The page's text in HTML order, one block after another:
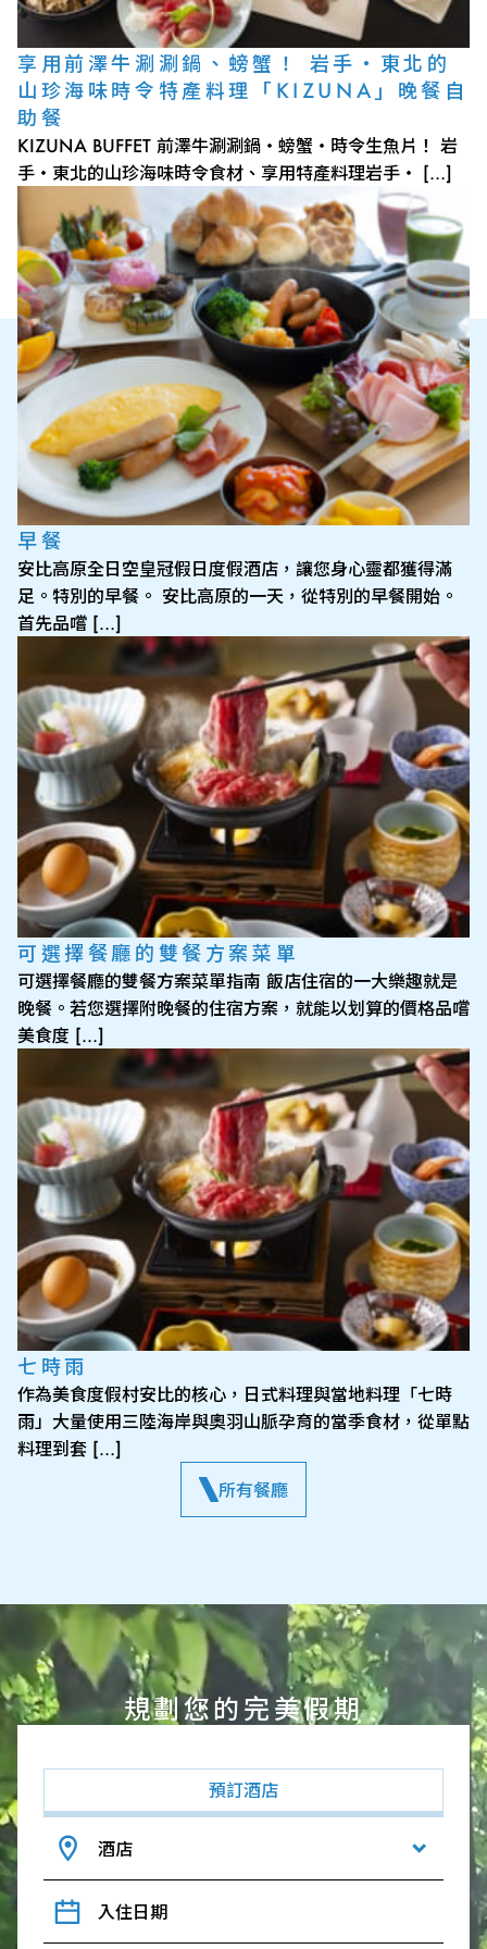
享用前澤牛涮涮鍋、螃蟹！ 岩手・東北的
山珍海味時令特產料理「KIZUNA」晚餐自
助餐
KIZUNA BUFFET 前澤牛涮涮鍋・螃蟹・時令生魚片！ 岩
手・東北的山珍海味時令食材、享用特產料理岩手・ […]
早餐
安比高原全日空皇冠假日度假酒店，讓您身心靈都獲得滿
足。特別的早餐。 安比高原的一天，從特別的早餐開始。
首先品嚐 […]
可選擇餐廳的雙餐方案菜單
可選擇餐廳的雙餐方案菜單指南 飯店住宿的一大樂趣就是
晚餐。若您選擇附晚餐的住宿方案，就能以划算的價格品嚐
美食度 […]
七時雨
作為美食度假村安比的核心，日式料理與當地料理「七時
雨」大量使用三陸海岸與奧羽山脈孕育的當季食材，從單點
料理到套 […]
所有餐廳
規劃您的完美假期
預訂酒店
酒店
入住日期